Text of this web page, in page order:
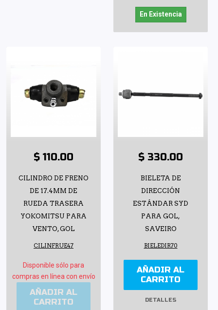
En Existencia
$ 110.00
CILINDRO DE FRENO
DE 17.4MM DE
RUEDA TRASERA
YOKOMITSU PARA
VENTO, GOL
CILINFRUE47
Disponible sólo para
compras en línea con envío
AÑADIR AL
CARRITO
$ 330.00
BIELETA DE
DIRECCIÓN
ESTÁNDAR SYD
PARA GOL,
SAVEIRO
BIELEDIR70
AÑADIR AL
CARRITO
DETALLES